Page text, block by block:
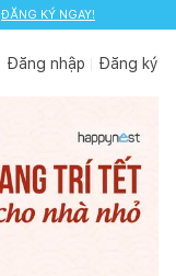
ĐĂNG KÝ NGAY!
Đăng nhập Đăng ký